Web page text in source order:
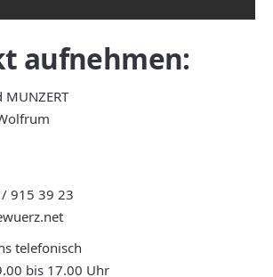
aufnehmen:
915 39 23
telefonisch
bis 17.00 Uhr